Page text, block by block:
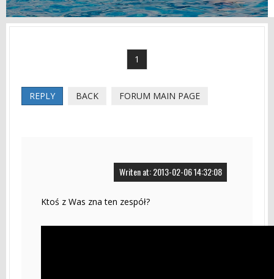
1
REPLY BACK FORUM MAIN PAGE
Writen at: 2013-02-06 14:32:08
Ktoś z Was zna ten zespół?